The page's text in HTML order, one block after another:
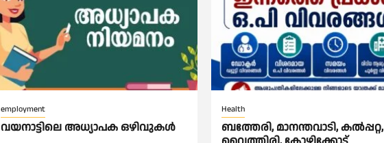
employment
വയനാട്ടിലെ അധ്യാപക ഒഴിവുകൾ
Health
ബത്തേരി, മാനന്തവാടി, കൽപ്പറ്റ,